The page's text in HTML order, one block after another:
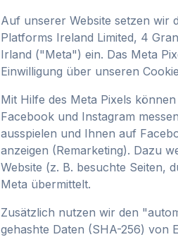
Auf unserer Website setzen wir
Platforms Ireland Limited, 4
Irland ("Meta") ein. Das Meta
Einwilligung über unseren
Mit Hilfe des Meta Pixels
Facebook und Instagram
ausspielen und Ihnen auf
anzeigen (Remarketing). Dazu
Website (z. B. besuchte Seiten,
Meta übermittelt.
Zusätzlich nutzen wir den
gehashte Daten (SHA-256) von